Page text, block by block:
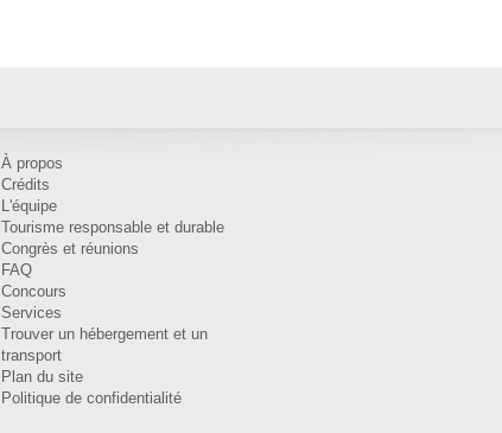
À propos
Crédits
L'équipe
Tourisme responsable et durable
Congrès et réunions
FAQ
Concours
Services
Trouver un hébergement et un
transport
Plan du site
Politique de confidentialité